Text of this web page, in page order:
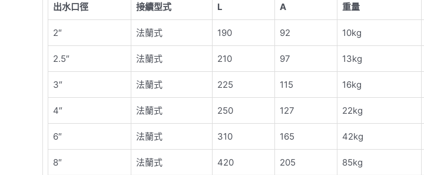
出水口徑 接續型式 L A 重量
2″ 法蘭式 190 92 10kg
2.5″ 法蘭式 210 97 13kg
3″ 法蘭式 225 115 16kg
4″ 法蘭式 250 127 22kg
6″ 法蘭式 310 165 42kg
8″ 法蘭式 420 205 85kg